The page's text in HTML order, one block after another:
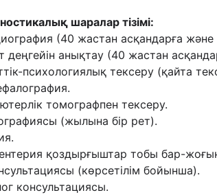
шаралар тізімі:
(40 жастан асқандарға жəне
деңгейін анықтау (40 жастан
психологиялық тексеру (қайта
томографпен тексеру.
(жылына бір рет).
қоздырғыштар тобы бар-
(көрсетілім бойынша).
консультациясы.